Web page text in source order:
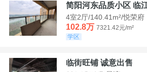
简阳河东品质小区 临
4室2厅/140.41m²/悦荣府
102.8万 7321.42元/m²
学区
临街旺铺 诚意出售